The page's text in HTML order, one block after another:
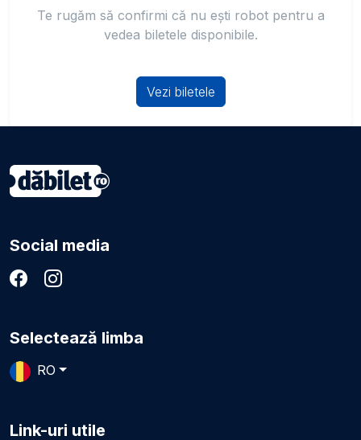
Te rugăm să confirmi că nu ești robot pentru a
vedea biletele disponibile.
Vezi biletele
Social media
Selectează limba
RO
Link-uri utile